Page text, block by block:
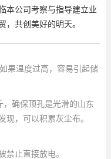
本公司考察与指导建立业
，共创美好的明天。
果温度过高，容易引起储
确保顶孔是光滑的山东
现，可以积累灰尘布。
被禁止直接放电。